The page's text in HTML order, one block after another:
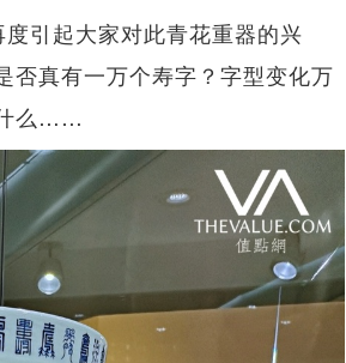
引起大家对此青花重器的兴
否真有一万个寿字？字型变化万
什么……